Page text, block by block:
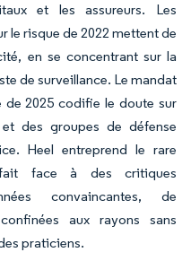
et les assureurs. Les
le risque de 2022 mettent de
en se concentrant sur la
de surveillance. Le mandat
2025 codifie le doute sur
des groupes de défense
Heel entreprend le rare
face à des critiques
convaincantes, de
aux rayons sans
praticiens.